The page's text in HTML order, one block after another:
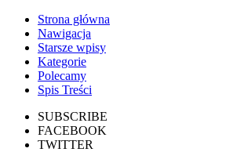
Strona główna
Nawigacja
Starsze wpisy
Kategorie
Polecamy
Spis Treści
SUBSCRIBE
FACEBOOK
TWITTER